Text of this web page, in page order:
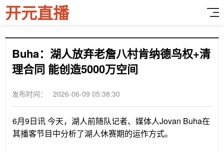
开元直播
Buha：湖人放弃老詹八村肯纳德鸟权+清
理合同 能创造5000万空间
发布时间： 2026-06-09 05:38:30
6月9日讯 今天，湖人前随队记者、媒体人Jovan Buha在
其播客节目中分析了湖人休赛期的运作方式。